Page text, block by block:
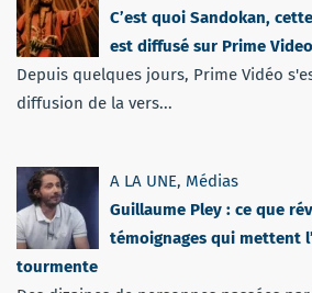
C’est quoi Sandokan,
est diffusé sur Prime
Depuis quelques jours, Prime Vidéo
diffusion de la vers...
A LA UNE, Médias
Guillaume Pley : ce que
témoignages qui mettent
tourmente